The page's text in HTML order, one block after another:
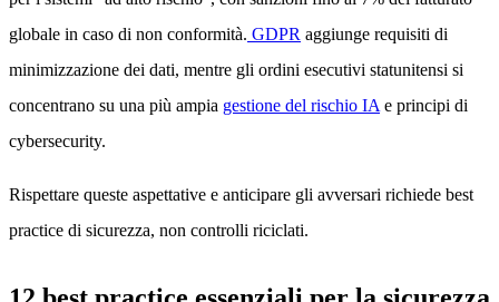
globale in caso di non conformità. GDPR aggiunge requisiti di
minimizzazione dei dati, mentre gli ordini esecutivi statunitensi si
concentrano su una più ampia gestione del rischio IA e principi di
cybersecurity.
Rispettare queste aspettative e anticipare gli avversari richiede best
practice di sicurezza, non controlli riciclati.